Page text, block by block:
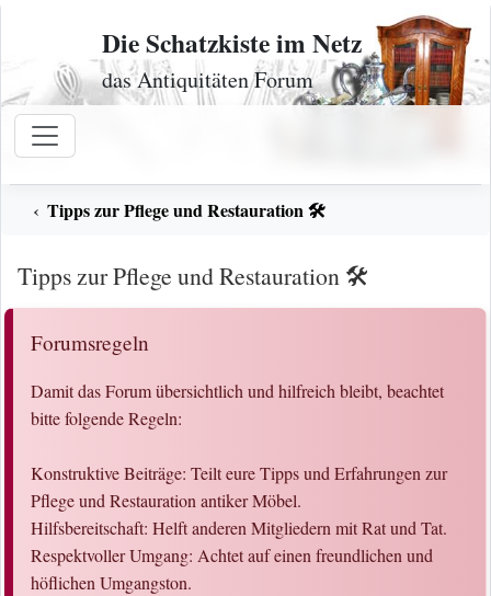
Zum Inhalt
Die Schatzkiste im Netz
das Antiquitäten Forum
Tipps zur Pflege und Restauration 🛠️
Tipps zur Pflege und Restauration 🛠️
Forumsregeln
Damit das Forum übersichtlich und hilfreich bleibt, beachtet
bitte folgende Regeln:
Konstruktive Beiträge: Teilt eure Tipps und Erfahrungen zur
Pflege und Restauration antiker Möbel.
Hilfsbereitschaft: Helft anderen Mitgliedern mit Rat und Tat.
Respektvoller Umgang: Achtet auf einen freundlichen und
höflichen Umgangston.